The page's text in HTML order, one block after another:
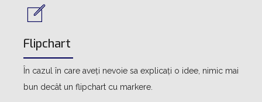
Flipchart
În cazul în care aveți nevoie sa explicați o idee, nimic mai
bun decât un flipchart cu markere.